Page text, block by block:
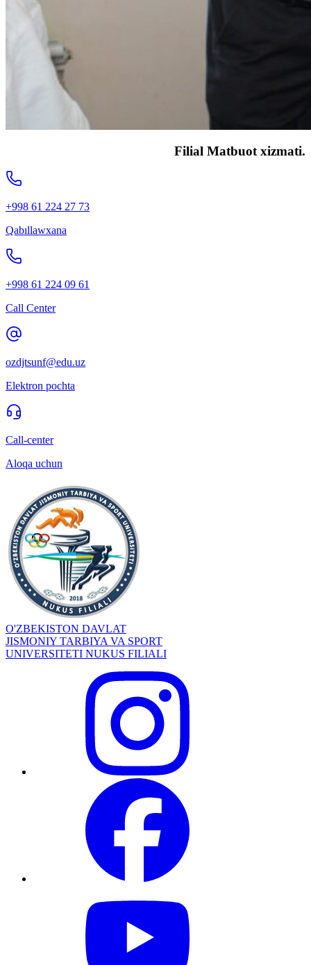
Filial Matbuot xizmati.
+998 61 224 27 73
Qabıllawxana
+998 61 224 09 61
Call Center
ozdjtsunf@edu.uz
Elektron pochta
Call-center
Aloqa uchun
O'ZBEKISTON DAVLAT
JISMONIY TARBIYA VA SPORT
UNIVERSITETI NUKUS FILIALI